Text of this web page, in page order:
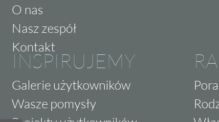
O nas
Nasz zespół
Kontakt
INSPIRUJEMY
Galerie użytkowników
Wasze pomysły